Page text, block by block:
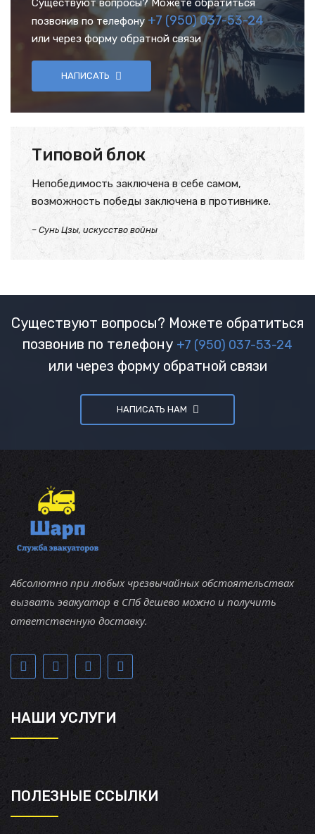
Существуют вопросы? Можете обратиться
позвонив по телефону +7 (950) 037-53-24
или через форму обратной связи
НАПИСАТЬ
Типовой блок
Непобедимость заключена в себе самом,
возможность победы заключена в противнике.
– Сунь Цзы, искусство войны
Существуют вопросы? Можете обратиться
позвонив по телефону +7 (950) 037-53-24
или через форму обратной связи
НАПИСАТЬ НАМ
Абсолютно при любых чрезвычайных обстоятельствах
вызвать эвакуатор в СПб дешево можно и получить
ответственную доставку.
НАШИ УСЛУГИ
ПОЛЕЗНЫЕ ССЫЛКИ